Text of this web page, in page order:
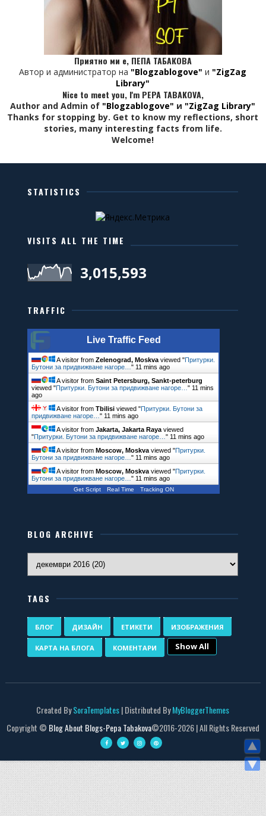
Приятно ми е, ПЕПА ТАБАКОВА
Автор и администратор на "Blogzablogove" и "ZigZag
Library"
Nice to meet you, I'm PEPA TABAKOVA,
Author and Admin of "Blogzablogove" и "ZigZag Library"
Thanks for stopping by. Get to know my reflections, short
stories, many interesting facts from life.
Welcome!
STATISTICS
VISITS ALL THE TIME
3,015,593
TRAFFIC
Live Traffic Feed
A visitor fromZelenograd, Moskva viewed "Притурки.
Бутони за придвижване нагоре…" 11 mins ago
A visitor fromSaint Petersburg, Sankt-peterburg
viewed "Притурки. Бутони за придвижване нагоре…" 11 mins
ago
A visitor fromTbilisi viewed "Притурки. Бутони за
придвижване нагоре…" 11 mins ago
A visitor fromJakarta, Jakarta Raya viewed
"Притурки. Бутони за придвижване нагоре…" 11 mins ago
A visitor fromMoscow, Moskva viewed "Притурки.
Бутони за придвижване нагоре…" 11 mins ago
A visitor fromMoscow, Moskva viewed "Притурки.
Бутони за придвижване нагоре…" 11 mins ago
Get Script Real Time Tracking ON
BLOG ARCHIVE
TAGS
БЛОГ ДИЗАЙН ЕТИКЕТИ ИЗОБРАЖЕНИЯ
КАРТА НА БЛОГА КОМЕНТАРИ Show All
Created BySoraTemplates| Distributed ByMyBloggerThemes
Copyright © Blog About Blogs-Pepa Tabakova©2016-2026 | All Rights Reserved